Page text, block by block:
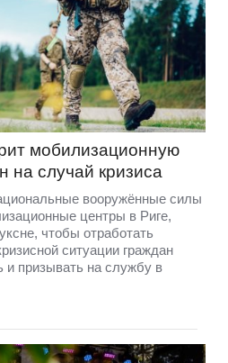
мобилизационную
на случай кризиса
вооружённые силы
центры в Риге,
чтобы отработать
ситуации граждан
и призывать на службу в